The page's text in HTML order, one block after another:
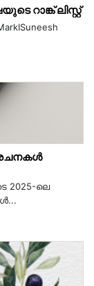
റാങ്ക് ലിസ്റ്റ്
ലെ